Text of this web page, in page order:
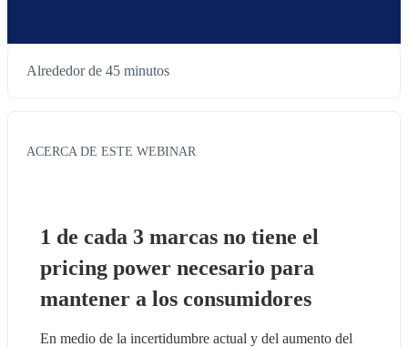
Alrededor de 45 minutos
ACERCA DE ESTE WEBINAR
1 de cada 3 marcas no tiene el
pricing power necesario para
mantener a los consumidores
En medio de la incertidumbre actual y del aumento del